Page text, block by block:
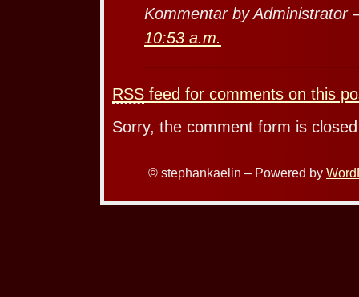
Kommentar by Administrator
10:53 a.m.
RSS feed for comments on this
Sorry, the comment form is
© stephankaelin – Powered by